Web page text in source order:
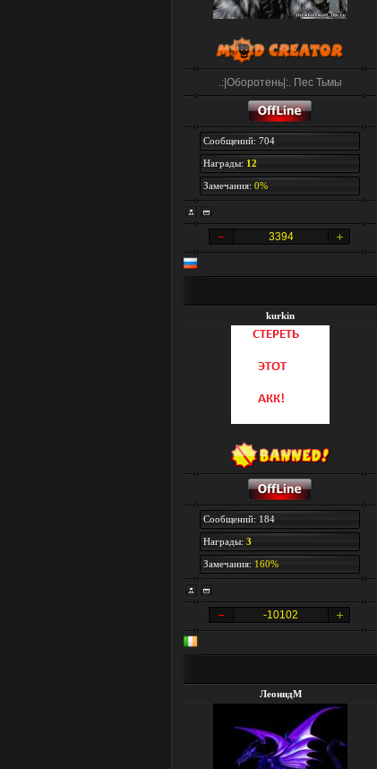
.:|Оборотень|:. Пес Тьмы
Сообщений: 704
Награды: 12
Замечания: 0%
3394
kurkin
Сообщений: 184
Награды: 3
Замечания: 160%
-10102
ЛеонидМ